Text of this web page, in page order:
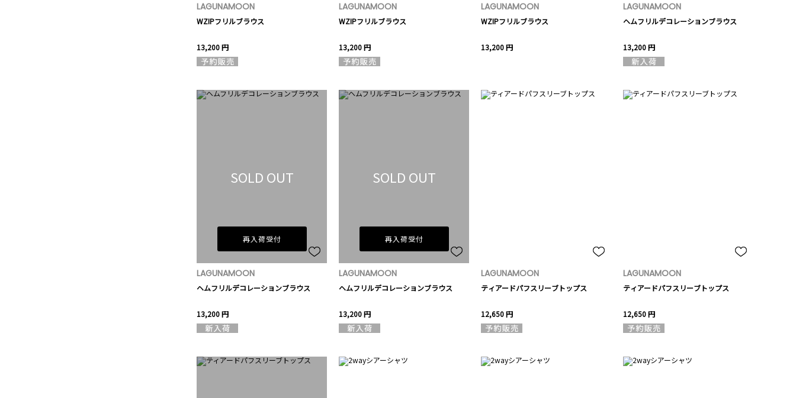
LAGUNAMOON
WZIPフリルブラウス
13,200 円
LAGUNAMOON
WZIPフリルブラウス
13,200 円
LAGUNAMOON
WZIPフリルブラウス
13,200 円
LAGUNAMOON
ヘムフリルデコレーションブラウス
13,200 円
SOLD OUT
再入荷受付
LAGUNAMOON
ヘムフリルデコレーションブラウス
13,200 円
SOLD OUT
再入荷受付
LAGUNAMOON
ヘムフリルデコレーションブラウス
13,200 円
LAGUNAMOON
ティアードパフスリーブトップス
12,650 円
LAGUNAMOON
ティアードパフスリーブトップス
12,650 円